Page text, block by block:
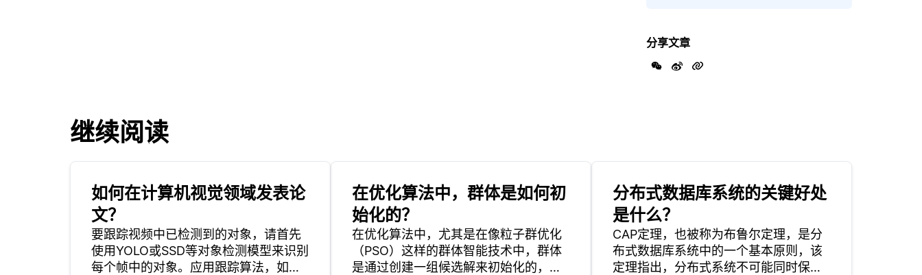
分享文章
继续阅读
如何在计算机视觉领域发表论
文？
要跟踪视频中已检测到的对象，请首先
使用YOLO或SSD等对象检测模型来识别
每个帧中的对象。应用跟踪算法，如
在优化算法中，群体是如何初
始化的？
在优化算法中，尤其是在像粒子群优化
（PSO）这样的群体智能技术中，群体
是通过创建一组候选解来初始化的，这
分布式数据库系统的关键好处
是什么？
CAP定理，也被称为布鲁尔定理，是分
布式数据库系统中的一个基本原则，该
定理指出，分布式系统不可能同时保证